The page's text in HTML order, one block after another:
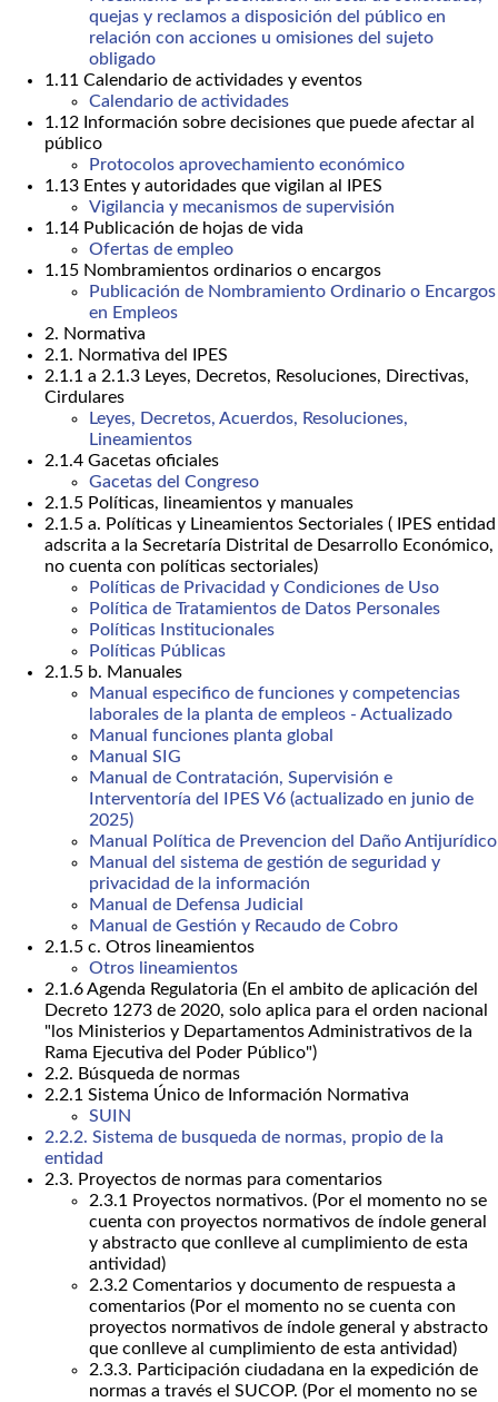
quejas y reclamos a disposición del público en
relación con acciones u omisiones del sujeto
obligado
1.11 Calendario de actividades y eventos
Calendario de actividades
1.12 Información sobre decisiones que puede afectar al
público
Protocolos aprovechamiento económico
1.13 Entes y autoridades que vigilan al IPES
Vigilancia y mecanismos de supervisión
1.14 Publicación de hojas de vida
Ofertas de empleo
1.15 Nombramientos ordinarios o encargos
Publicación de Nombramiento Ordinario o Encargos
en Empleos
2. Normativa
2.1. Normativa del IPES
2.1.1 a 2.1.3 Leyes, Decretos, Resoluciones, Directivas,
Cirdulares
Leyes, Decretos, Acuerdos, Resoluciones,
Lineamientos
2.1.4 Gacetas oficiales
Gacetas del Congreso
2.1.5 Políticas, lineamientos y manuales
2.1.5 a. Políticas y Lineamientos Sectoriales ( IPES entidad
adscrita a la Secretaría Distrital de Desarrollo Económico,
no cuenta con políticas sectoriales)
Políticas de Privacidad y Condiciones de Uso
Política de Tratamientos de Datos Personales
Políticas Institucionales
Políticas Públicas
2.1.5 b. Manuales
Manual especifico de funciones y competencias
laborales de la planta de empleos - Actualizado
Manual funciones planta global
Manual SIG
Manual de Contratación, Supervisión e
Interventoría del IPES V6 (actualizado en junio de
2025)
Manual Política de Prevencion del Daño Antijurídico
Manual del sistema de gestión de seguridad y
privacidad de la información
Manual de Defensa Judicial
Manual de Gestión y Recaudo de Cobro
2.1.5 c. Otros lineamientos
Otros lineamientos
2.1.6 Agenda Regulatoria (En el ambito de aplicación del
Decreto 1273 de 2020, solo aplica para el orden nacional
"los Ministerios y Departamentos Administrativos de la
Rama Ejecutiva del Poder Público")
2.2. Búsqueda de normas
2.2.1 Sistema Único de Información Normativa
SUIN
2.2.2. Sistema de busqueda de normas, propio de la
entidad
2.3. Proyectos de normas para comentarios
2.3.1 Proyectos normativos. (Por el momento no se
cuenta con proyectos normativos de índole general
y abstracto que conlleve al cumplimiento de esta
antividad)
2.3.2 Comentarios y documento de respuesta a
comentarios (Por el momento no se cuenta con
proyectos normativos de índole general y abstracto
que conlleve al cumplimiento de esta antividad)
2.3.3. Participación ciudadana en la expedición de
normas a través el SUCOP. (Por el momento no se